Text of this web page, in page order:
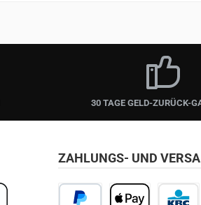
30 TAGE GELD-ZURÜCK-
ZAHLUNGS- UND